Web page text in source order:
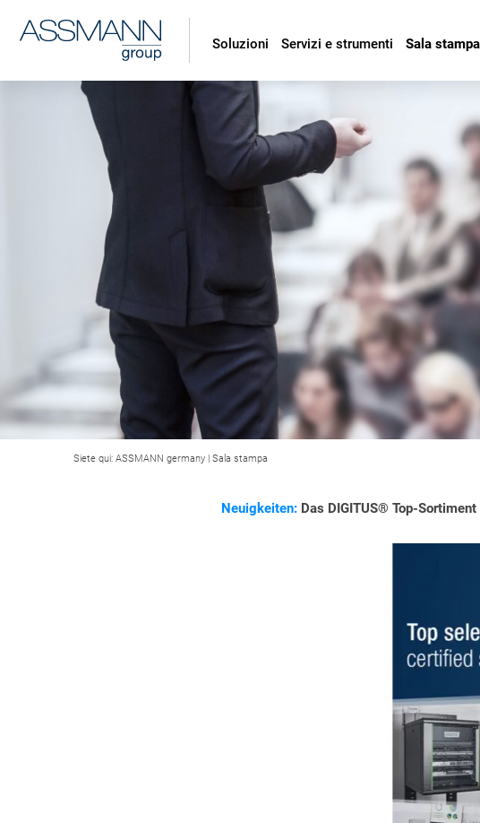
Soluzioni Servizi e strumenti Sala stampa
Siete qui: ASSMANN germany | Sala stampa
Neuigkeiten: Das DIGITUS® Top-